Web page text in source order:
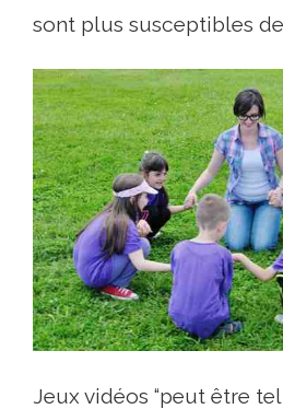
sont plus susceptibles de
Jeux vidéos “peut être